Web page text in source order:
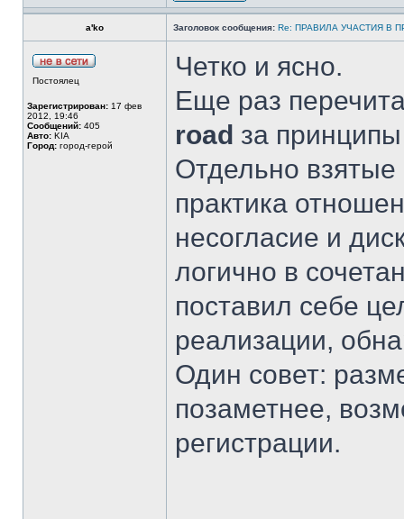
a'ko Заголовок сообщения: Re: ПРАВИЛА УЧАСТИЯ В
Постоялец
Зарегистрирован: 17 фев
2012, 19:46
Сообщений: 405
Авто: KIA
Город: город-герой
Четко и ясно.
Еще раз
road за
Отдельно
практика
несогласие и
логично в
поставил себе
реализации,
Один совет:
позаметнее,
регистрации.